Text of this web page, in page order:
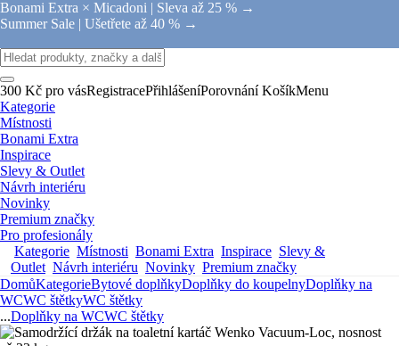
Bonami Extra × Micadoni | Sleva až 25 % →
Summer Sale | Ušetřete až 40 % →
300 Kč pro vásRegistracePřihlášeníPorovnání KošíkMenu
Kategorie
Místnosti
Bonami Extra
Inspirace
Slevy & Outlet
Návrh interiéru
Novinky
Premium značky
Pro profesionály
Kategorie Místnosti Bonami Extra Inspirace Slevy &
Outlet Návrh interiéru Novinky Premium značky
DomůKategorieBytové doplňkyDoplňky do koupelnyDoplňky na
WCWC štětkyWC štětky
...Doplňky na WCWC štětky